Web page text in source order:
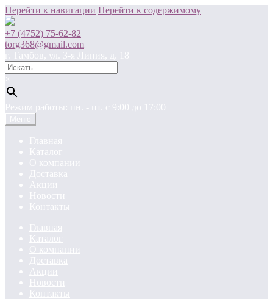
Перейти к навигации Перейти к содержимому
+7 (4752) 75-62-82
torg368@gmail.com
г. Тамбов, ул. 3-я Линия, д. 18
×
Режим работы: пн. - пт. c 9:00 до 17:00
Меню
Главная
Каталог
О компании
Доставка
Акции
Новости
Контакты
Главная
Каталог
О компании
Доставка
Акции
Новости
Контакты